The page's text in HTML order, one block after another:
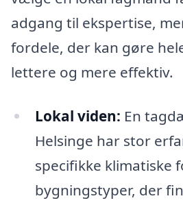
adgang til ekspertise,
fordele, der kan gøre
lettere og mere effektiv.
Lokal viden: En
Helsinge har stor
specifikke klimatiske
bygningstyper, der